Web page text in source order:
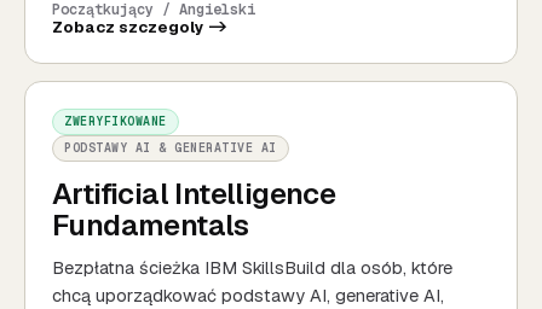
Początkujący / Angielski
Zobacz szczegoly ->
ZWERYFIKOWANE
PODSTAWY AI & GENERATIVE AI
Artificial Intelligence
Fundamentals
Bezpłatna ścieżka IBM SkillsBuild dla osób, które
chcą uporządkować podstawy AI, generative AI,